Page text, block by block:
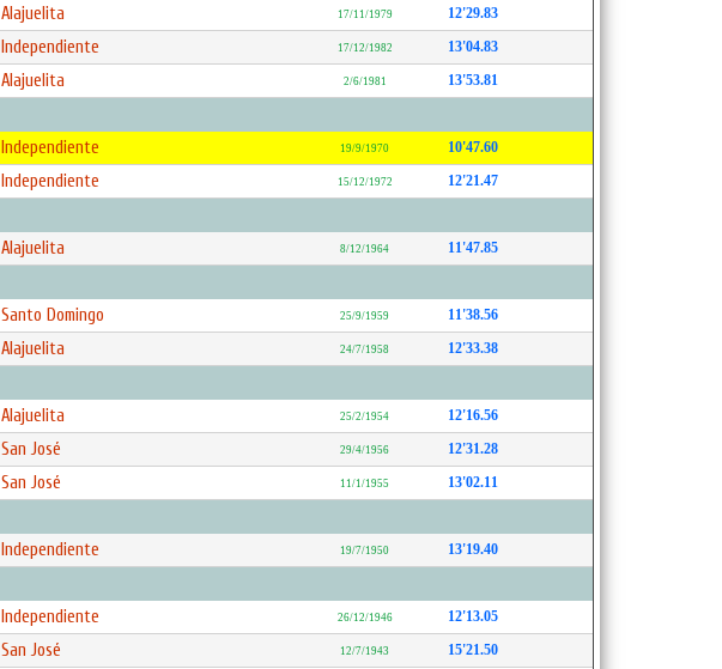
Alajuelita 17/11/1979 12'29.83
Independiente 17/12/1982 13'04.83
Alajuelita 2/6/1981 13'53.81
Independiente 19/9/1970 10'47.60
Independiente 15/12/1972 12'21.47
Alajuelita 8/12/1964 11'47.85
Santo Domingo 25/9/1959 11'38.56
Alajuelita 24/7/1958 12'33.38
Alajuelita 25/2/1954 12'16.56
San José 29/4/1956 12'31.28
San José 11/1/1955 13'02.11
Independiente 19/7/1950 13'19.40
Independiente 26/12/1946 12'13.05
San José 12/7/1943 15'21.50